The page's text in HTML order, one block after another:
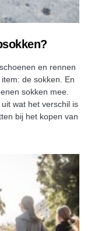
en rennen
de sokken. En
sokken mee.
wat het verschil is
bij het kopen van